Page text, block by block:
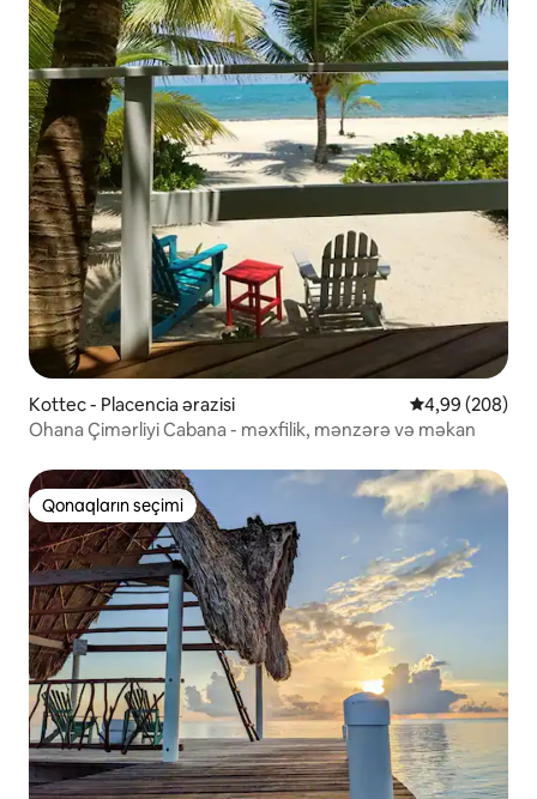
Kottec - Placencia ərazisi Ortalama
4,99 (208)
Ohana Çimərliyi Cabana - məxfilik, mənzərə və məkan
Qonaqların seçimi
Qonaqların seçimi